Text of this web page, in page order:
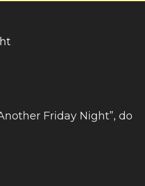
Friday Night”, do